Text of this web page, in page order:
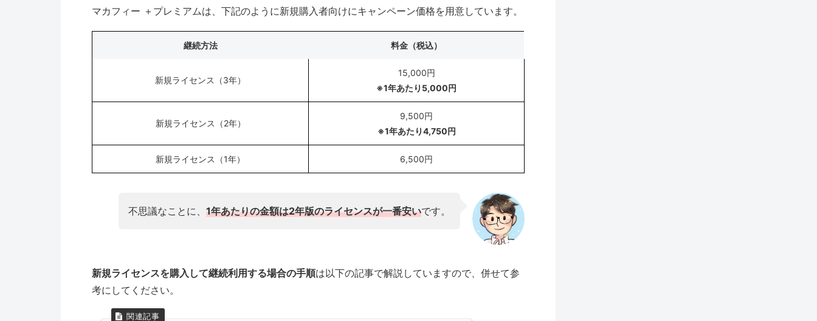
マカフィー ＋プレミアムは、下記のように新規購入者向けにキャンペーン価格を用意しています。
継続方法 料金（税込）
新規ライセンス（3年）
15,000円
※1年あたり5,000円
新規ライセンス（2年）
9,500円
※1年あたり4,750円
新規ライセンス（1年） 6,500円
不思議なことに、1年あたりの金額は2年版のライセンスが一番安いです。
新規ライセンスを購入して継続利用する場合の手順は以下の記事で解説していますので、併せて参
考にしてください。